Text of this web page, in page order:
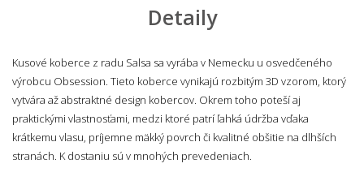
Detaily
Kusové koberce z radu Salsa sa vyrába v Nemecku u osvedčeného
výrobcu Obsession. Tieto koberce vynikajú rozbitým 3D vzorom, ktorý
vytvára až abstraktné design kobercov. Okrem toho poteší aj
praktickými vlastnosťami, medzi ktoré patrí ľahká údržba vďaka
krátkemu vlasu, príjemne mäkký povrch či kvalitné obšitie na dlhších
stranách. K dostaniu sú v mnohých prevedeniach.